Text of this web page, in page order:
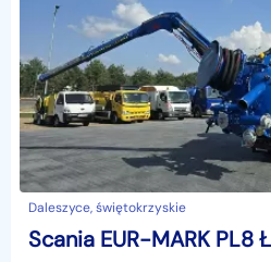
Daleszyce, świętokrzyskie